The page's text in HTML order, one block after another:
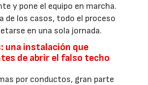
y pone el equipo en marcha.
de los casos, todo el proceso
en una sola jornada.
una instalación que
de abrir el falso techo
por conductos, gran parte